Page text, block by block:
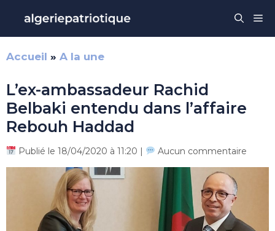
contenu
Accueil » A la une
L’ex-ambassadeur Rachid
Belbaki entendu dans l’affaire
Rebouh Haddad
Publié le 18/04/2020 à 11:20 | Aucun commentaire